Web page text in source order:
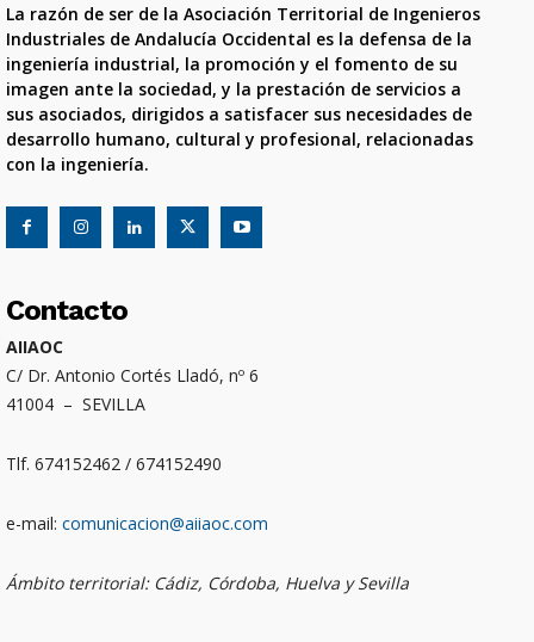
La razón de ser de la Asociación Territorial de Ingenieros
Industriales de Andalucía Occidental es la defensa de la
ingeniería industrial, la promoción y el fomento de su
imagen ante la sociedad, y la prestación de servicios a
sus asociados, dirigidos a satisfacer sus necesidades de
desarrollo humano, cultural y profesional, relacionadas
con la ingeniería.
Contacto
AIIAOC
C/ Dr. Antonio Cortés Lladó, nº 6
41004 – SEVILLA
Tlf. 674152462 / 674152490
e-mail: comunicacion@aiiaoc.com
Ámbito territorial: Cádiz, Córdoba, Huelva y Sevilla